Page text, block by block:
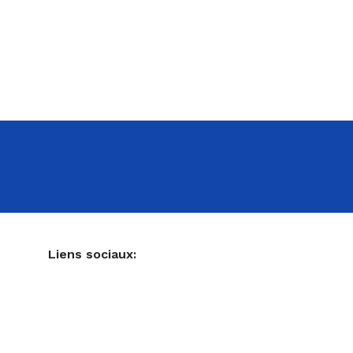
Liens sociaux: